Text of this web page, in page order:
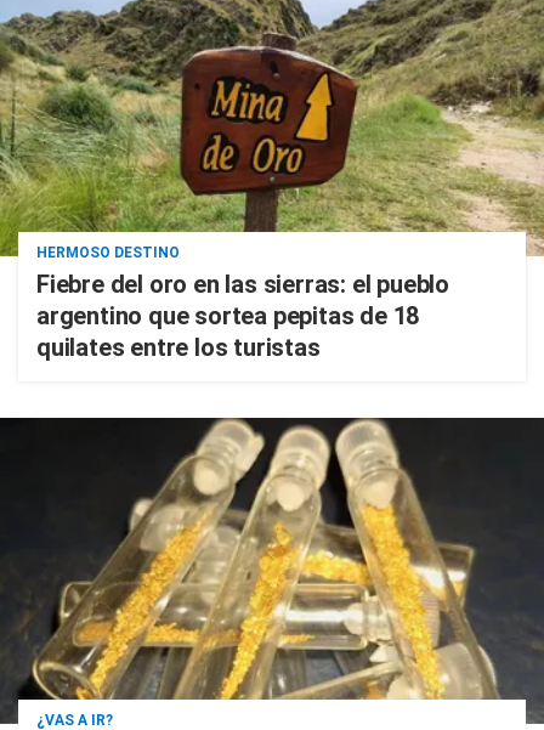
HERMOSO DESTINO
Fiebre del oro en las sierras: el pueblo
argentino que sortea pepitas de 18
quilates entre los turistas
¿VAS A IR?